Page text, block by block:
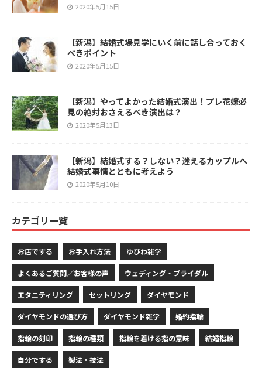
2020年5月15日
【新潟】結婚式場見学にいく前に話し合っておく
べきポイント
2020年5月15日
【新潟】やってよかった結婚式演出！プレ花嫁必
見の絶対おさえるべき演出は？
2020年5月13日
【新潟】結婚式する？しない？迷えるカップルへ
結婚式事情とともに考えよう
2020年5月10日
カテゴリ一覧
お店でする お手入れ方法 ゆびわ雑学
よくあるご質問／お客様の声 ウェディング・ブライダル
エタニティリング セットリング ダイヤモンド
ダイヤモンドの選び方 ダイヤモンド雑学 婚約指輪
指輪の刻印 指輪の種類 指輪を着ける指の意味 結婚指輪
自分でする 製法・技法